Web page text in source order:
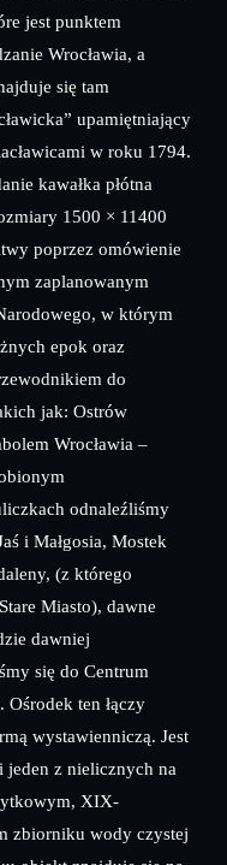
jest punktem
Wrocławia, a
się tam
upamiętniający
w roku 1794.
kawałka płótna
1500 × 11400
poprzez omówienie
zaplanowanym
w którym
epok oraz
do
jak: Ostrów
Wrocławia –
odnaleźliśmy
i Małgosia, Mostek
(z którego
Miasto), dawne
dawniej
się do Centrum
ten łączy
wystawienniczą. Jest
z nielicznych na
XIX-
zbiorniku wody czystej